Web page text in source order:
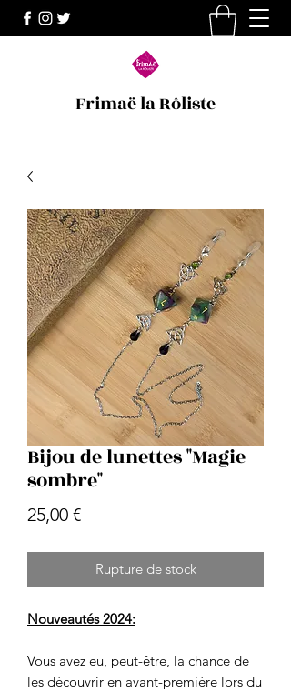
Frimaë la Rôliste
Bijou de lunettes "Magie
sombre"
25,00 €Prix
Rupture de stock
Nouveautés 2024:
Vous avez eu, peut-être, la chance de
les découvrir en avant-première lors du